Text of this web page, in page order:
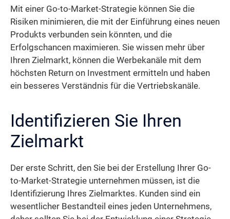
Mit einer Go-to-Market-Strategie können Sie die
Risiken minimieren, die mit der Einführung eines neuen
Produkts verbunden sein könnten, und die
Erfolgschancen maximieren. Sie wissen mehr über
Ihren Zielmarkt, können die Werbekanäle mit dem
höchsten Return on Investment ermitteln und haben
ein besseres Verständnis für die Vertriebskanäle.
Identifizieren Sie Ihren
Zielmarkt
Der erste Schritt, den Sie bei der Erstellung Ihrer Go-
to-Market-Strategie unternehmen müssen, ist die
Identifizierung Ihres Zielmarktes. Kunden sind ein
wesentlicher Bestandteil eines jeden Unternehmens,